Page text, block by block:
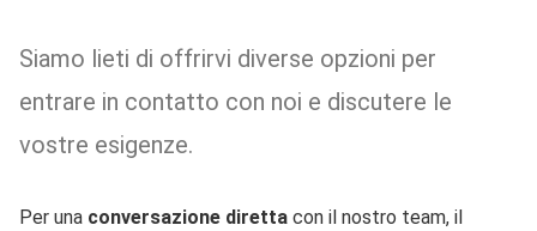
Siamo lieti di offrirvi diverse opzioni per
entrare in contatto con noi e discutere le
vostre esigenze.
Per una conversazione diretta con il nostro team, il